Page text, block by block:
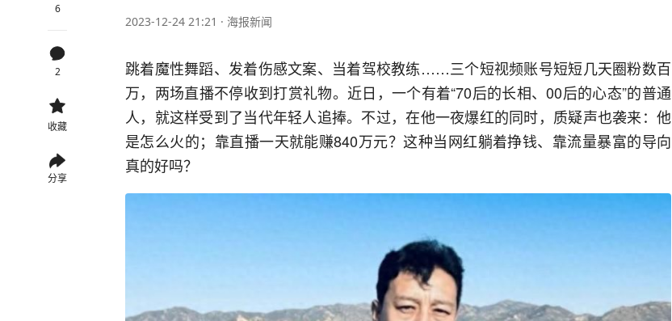
6
2
收藏
分享
2023-12-24 21:21 · 海报新闻
跳着魔性舞蹈、发着伤感文案、当着驾校教练……三个短视频账号短短几天圈粉数百
万，两场直播不停收到打赏礼物。近日，一个有着“70后的长相、00后的心态”的普通
人，就这样受到了当代年轻人追捧。不过，在他一夜爆红的同时，质疑声也袭来：他
是怎么火的；靠直播一天就能赚840万元？这种当网红躺着挣钱、靠流量暴富的导向
真的好吗？